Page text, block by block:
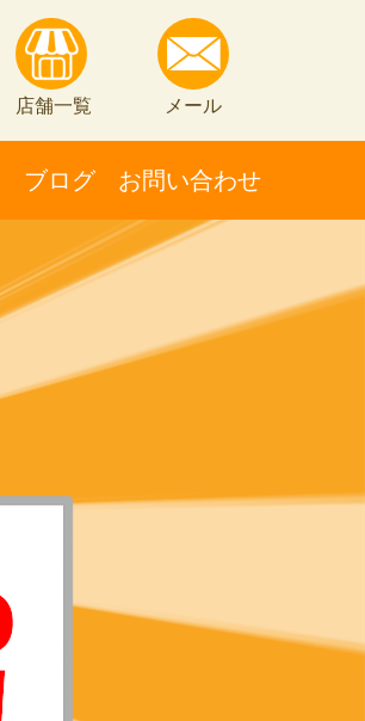
店舗一覧 メール
ブログ お問い合わせ